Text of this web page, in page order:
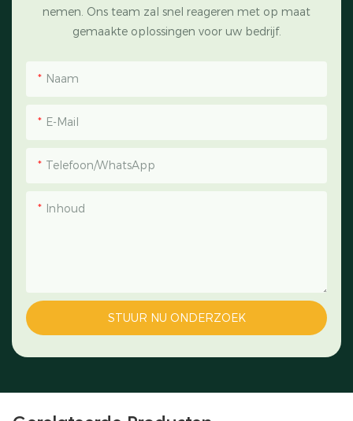
nemen. Ons team zal snel reageren met op maat
gemaakte oplossingen voor uw bedrijf.
Naam
E-Mail
Telefoon/WhatsApp
Inhoud
STUUR NU ONDERZOEK